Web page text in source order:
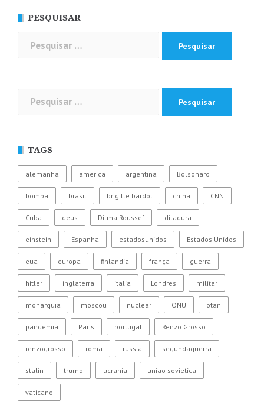
PESQUISAR
por:
Pesquisar
por:
TAGS
alemanha america argentina Bolsonaro
bomba brasil brigitte bardot china CNN
Cuba deus Dilma Roussef ditadura
einstein Espanha estadosunidos Estados Unidos
eua europa finlandia frança guerra
hitler inglaterra italia Londres militar
monarquia moscou nuclear ONU otan
pandemia Paris portugal Renzo Grosso
renzogrosso roma russia segundaguerra
stalin trump ucrania uniao sovietica
vaticano